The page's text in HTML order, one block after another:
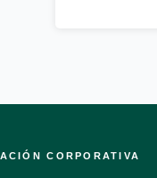
CORPORATIVA